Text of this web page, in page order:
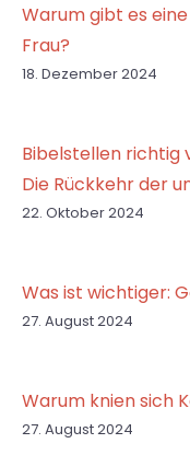
Warum gibt es
Frau?
18. Dezember 2024
Bibelstellen richtig
Die Rückkehr der
22. Oktober 2024
Was ist wichtiger:
27. August 2024
Warum knien sich
27. August 2024